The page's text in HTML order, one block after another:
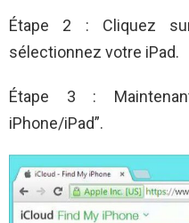
Étape 2 : Cliquez
sélectionnez votre iPad.
Étape 3 :
iPhone/iPad”.